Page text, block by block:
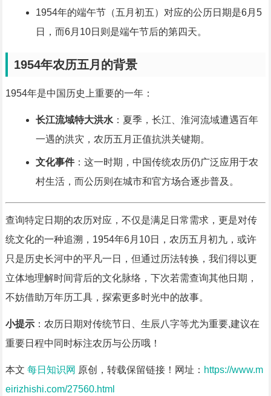
1954年的端午节（五月初五）对应的公历日期是6月5
日，而6月10日则是端午节后的第四天。
1954年农历五月的背景
1954年是中国历史上重要的一年：
长江流域特大洪水：夏季，长江、淮河流域遭遇百年
一遇的洪灾，农历五月正值抗洪关键期。
文化事件：这一时期，中国传统农历仍广泛应用于农
村生活，而公历则在城市和官方场合逐步普及。
查询特定日期的农历对应，不仅是满足日常需求，更是对传
统文化的一种追溯，1954年6月10日，农历五月初九，或许
只是历史长河中的平凡一日，但通过历法转换，我们得以更
立体地理解时间背后的文化脉络，下次若需查询其他日期，
不妨借助万年历工具，探索更多时光中的故事。
小提示：农历日期对传统节日、生辰八字等尤为重要,建议在
重要日程中同时标注农历与公历哦！
本文 每日知识网 原创，转载保留链接！网址： https://www.m
eirizhishi.com/27560.html